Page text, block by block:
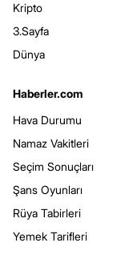
Kripto
3.Sayfa
Dünya
Haberler.com
Hava Durumu
Namaz Vakitleri
Seçim Sonuçları
Şans Oyunları
Rüya Tabirleri
Yemek Tarifleri